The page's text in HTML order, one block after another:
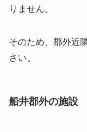
りません。
そのため、郡外近
さい。
船井郡外の施設